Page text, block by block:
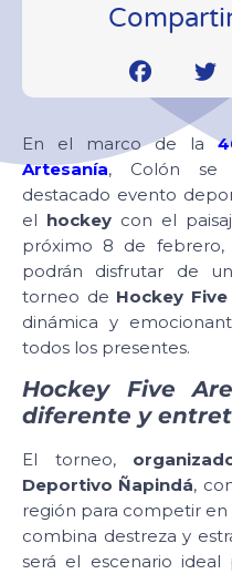
En el marco de la
Artesanía, Colón se
destacado evento
el hockeycon el
próximo 8 de febrero,
podrán disfrutar de
torneo de Hockey Five
dinámica y
todos los presentes.
Hockey Five
diferente y
El torneo,
Deportivo Ñapindá,
región para competir
combina destreza y
será el escenario